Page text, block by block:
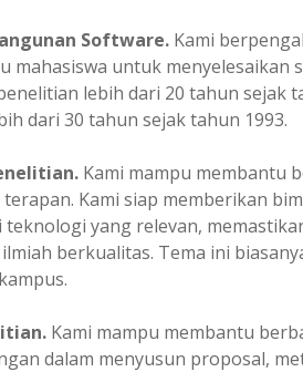
Software. Kami
mahasiswa untuk menyelesaikan
lebih dari 20 tahun sejak
dari 30 tahun sejak tahun 1993.
Kami mampu membantu
Kami siap memberikan
yang relevan,
berkualitas. Tema ini
Kami mampu membantu
dalam menyusun proposal,